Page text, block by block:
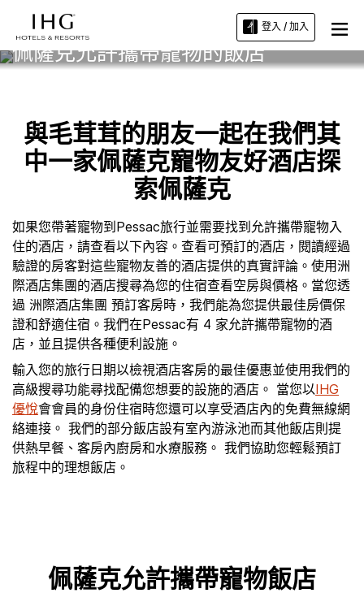
登入 / 加入
佩薩克允許攜帶寵物的飯店
與毛茸茸的朋友一起在我們其
中一家佩薩克寵物友好酒店探
索佩薩克
如果您帶著寵物到Pessac旅行並需要找到允許攜帶寵物入
住的酒店，請查看以下內容。查看可預訂的酒店，閱讀經過
驗證的房客對這些寵物友善的酒店提供的真實評論。使用洲
際酒店集團的酒店搜尋為您的住宿查看空房與價格。當您透
過 洲際酒店集團 預訂客房時，我們能為您提供最佳房價保
證和舒適住宿。我們在Pessac有 4 家允許攜帶寵物的酒
店，並且提供各種便利設施。
輸入您的旅行日期以檢視酒店客房的最佳優惠並使用我們的
高級搜尋功能尋找配備您想要的設施的酒店。 當您以IHG
優悅會會員的身份住宿時您還可以享受酒店內的免費無線網
絡連接。 我們的部分飯店設有室內游泳池而其他飯店則提
供熱早餐、客房內廚房和水療服務。 我們協助您輕鬆預訂
旅程中的理想飯店。
佩薩克允許攜帶寵物飯店